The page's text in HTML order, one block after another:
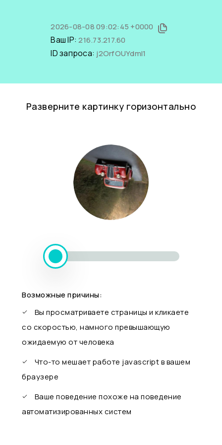
2026-08-08 09:02:45 +0000
Ваш IP:216.73.217.60
ID запроса: j2OrfOUYdmI1
Разверните картинку горизонтально
Возможные причины:
Вы просматриваете страницы и кликаете
со скоростью, намного превышающую
ожидаемую от человека
Что-то мешает работе javascript в вашем
браузере
Ваше поведение похоже на поведение
автоматизированных систем